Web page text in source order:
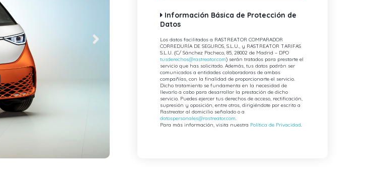
Información Básica de Protección de
Datos
Los datos facilitados a RASTREATOR COMPARADOR
CORREDURÍA DE SEGUROS, S.L.U., y RASTREATOR TARIFAS
S.L.U. (C/ Sánchez Pacheco, 85, 28002 de Madrid – DPO
tusderechos@rastreator.com) serán tratados para prestarte el
servicio que has solicitado. Además, tus datos podrán ser
comunicados a entidades colaboradoras de ambas
compañías, con la finalidad de proporcionarte el servicio.
Dicho tratamiento se fundamenta en la necesidad de
llevarlo a cabo para desarrollar la prestación de dicho
servicio. Puedes ejercer tus derechos de acceso, rectificación,
supresión y oposición, entre otros, dirigiéndote por escrito a
Rastreator al domicilio señalado o a
datospersonales@rastreator.com.
Para más información, visita nuestra Política de Privacidad.